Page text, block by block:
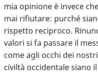
mia opinione è invece
mai rifiutare: purché
rispetto reciproco.
valori si fa passare il
come agli occhi dei
civiltà occidentale siano